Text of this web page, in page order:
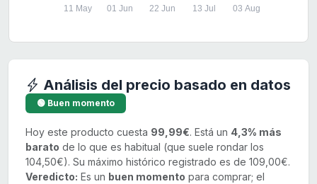
11 May 01 Jun 22 Jun 13 Jul 03 Aug
Análisis del precio basado en datos
🟢 Buen momento
Hoy este producto cuesta 99,99€. Está un 4,3% más
barato de lo que es habitual (que suele rondar los
104,50€). Su máximo histórico registrado es de 109,00€.
Veredicto: Es un buen momento para comprar; el